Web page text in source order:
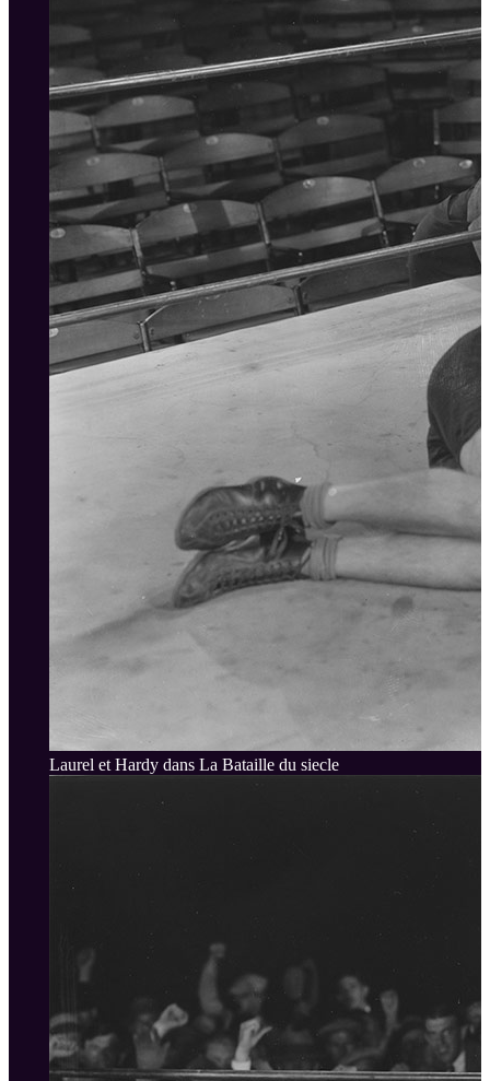
Laurel et Hardy dans La Bataille du siecle